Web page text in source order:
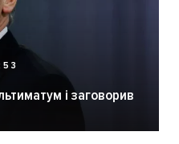
і заговорив